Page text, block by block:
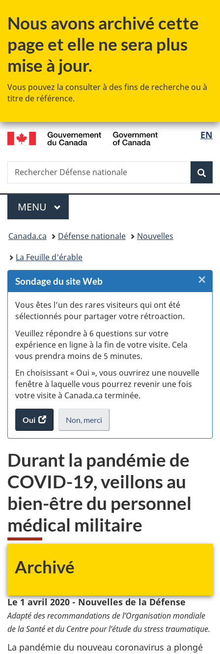
au
des
au
principal
à
Au
»
à
version
Nous avons archivé cette
page et elle ne sera plus
mise à jour.
Vous pouvez la consulter à des fins de recherche ou à
titre de référence.
de
la
EN
Recherche
Rechercher
Défense
Menu
MENU PRINCIPAL
Vous
êtes
ici :
Canada.ca Défense nationale
Nouvelles
La Feuille d'érable
Sondage du site Web
Vous êtes l’un des rares visiteurs qui ont été
sélectionnés pour partager votre rétroaction.
Veuillez répondre à 6 questions sur votre
expérience en ligne à la fin de votre visite. Cela
vous prendra moins de 5 minutes.
En choisissant « Oui », vous ouvrirez une nouvelle
fenêtre à laquelle vous pourrez revenir une fois
votre visite à Canada.ca terminée.
Oui
accéder
au
Non, je
ne
participer
au
sondage
du
site
web,
merci
×
Durant la pandémie de
COVID-19, veillons au
bien-être du personnel
médical militaire
Archivé
Le 1 avril 2020 - Nouvelles de la Défense
Adapté des recommandations de l’Organisation mondiale
de la Santé et du Centre pour l’étude du stress traumatique.
La pandémie du nouveau coronavirus a plongé